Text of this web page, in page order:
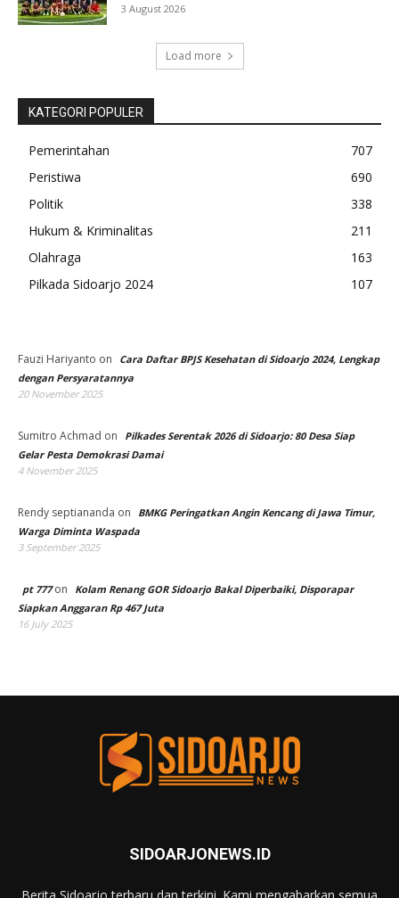
3 August 2026
Load more
KATEGORI POPULER
Pemerintahan
707
Peristiwa
690
Politik
338
Hukum & Kriminalitas
211
Olahraga
163
Pilkada Sidoarjo 2024
107
Fauzi Hariyanto on
Cara Daftar BPJS Kesehatan di Sidoarjo 2024, Lengkap
dengan Persyaratannya
20 November 2025
Sumitro Achmad on
Pilkades Serentak 2026 di Sidoarjo: 80 Desa Siap
Gelar Pesta Demokrasi Damai
4 November 2025
Rendy septiananda on
BMKG Peringatkan Angin Kencang di Jawa Timur,
Warga Diminta Waspada
3 September 2025
pt 777on
Kolam Renang GOR Sidoarjo Bakal Diperbaiki, Disporapar
Siapkan Anggaran Rp 467 Juta
16 July 2025
SIDOARJONEWS.ID